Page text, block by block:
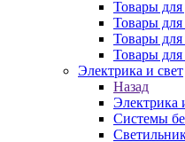
Товары для
Товары для
Товары
Товары
Электрика и свет
Назад
Электрика
Системы